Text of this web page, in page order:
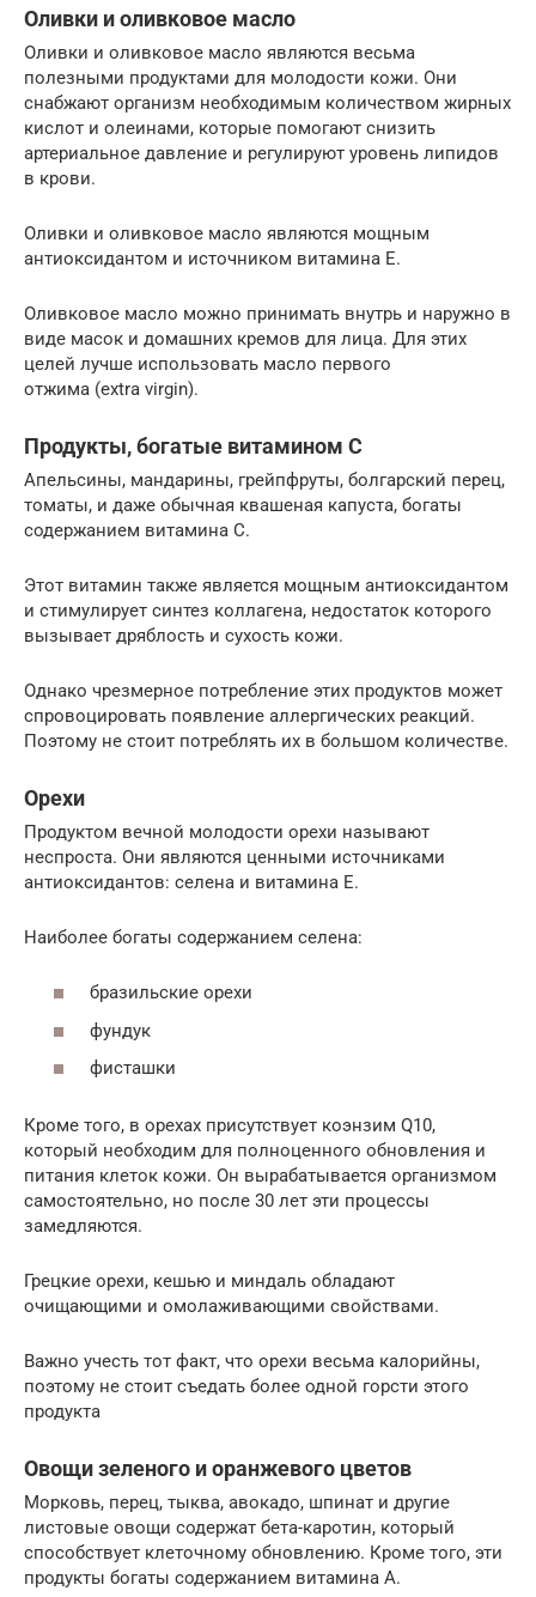
Оливки и оливковое масло
Оливки и оливковое масло являются весьма
полезными продуктами для молодости кожи. Они
снабжают организм необходимым количеством жирных
кислот и олеинами, которые помогают снизить
артериальное давление и регулируют уровень липидов
в крови.
Оливки и оливковое масло являются мощным
антиоксидантом и источником витамина Е.
Оливковое масло можно принимать внутрь и наружно в
виде масок и домашних кремов для лица. Для этих
целей лучше использовать масло первого
отжима (extra virgin).
Продукты, богатые витамином С
Апельсины, мандарины, грейпфруты, болгарский перец,
томаты, и даже обычная квашеная капуста, богаты
содержанием витамина С.
Этот витамин также является мощным антиоксидантом
и стимулирует синтез коллагена, недостаток которого
вызывает дряблость и сухость кожи.
Однако чрезмерное потребление этих продуктов может
спровоцировать появление аллергических реакций.
Поэтому не стоит потреблять их в большом количестве.
Орехи
Продуктом вечной молодости орехи называют
неспроста. Они являются ценными источниками
антиоксидантов: селена и витамина Е.
Наиболее богаты содержанием селена:
бразильские орехи
фундук
фисташки
Кроме того, в орехах присутствует коэнзим Q10,
который необходим для полноценного обновления и
питания клеток кожи. Он вырабатывается организмом
самостоятельно, но после 30 лет эти процессы
замедляются.
Грецкие орехи, кешью и миндаль обладают
очищающими и омолаживающими свойствами.
Важно учесть тот факт, что орехи весьма калорийны,
поэтому не стоит съедать более одной горсти этого
продукта
Овощи зеленого и оранжевого цветов
Морковь, перец, тыква, авокадо, шпинат и другие
листовые овощи содержат бета-каротин, который
способствует клеточному обновлению. Кроме того, эти
продукты богаты содержанием витамина А.